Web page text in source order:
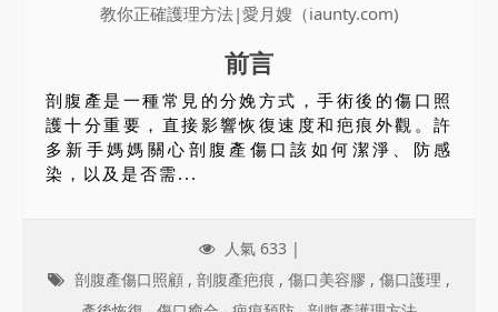
前言
剖腹產是一種常見的分娩方式，手術後的傷口照
護十分重要，直接影響恢復速度和疤痕外觀。許
多新手媽媽關心剖腹產傷口該如何潔淨、防感
染，以及是否需...
人氣 633 |
剖腹產傷口照顧 , 剖腹產疤痕 , 傷口美容膠 , 傷口護理 ,